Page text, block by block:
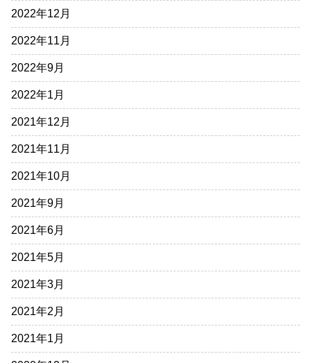
2022年12月
2022年11月
2022年9月
2022年1月
2021年12月
2021年11月
2021年10月
2021年9月
2021年6月
2021年5月
2021年3月
2021年2月
2021年1月